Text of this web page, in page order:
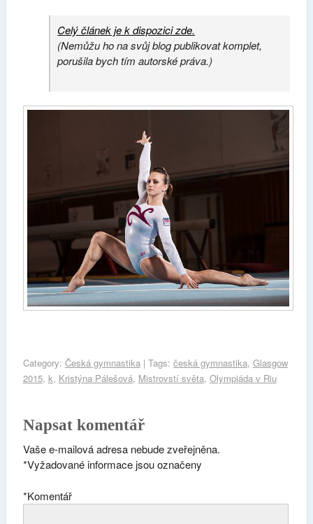
Celý článek je k dispozici zde.
(Nemůžu ho na svůj blog publikovat komplet,
porušila bych tím autorské práva.)
Category: Česká gymnastika| Tags: česká gymnastika, Glasgow
2015, k, Kristýna Pálešová, Mistrovstí světa, Olympiáda v Riu
Napsat komentář
Vaše e-mailová adresa nebude zveřejněna.
Vyžadované informace jsou označeny
*
Komentář
*